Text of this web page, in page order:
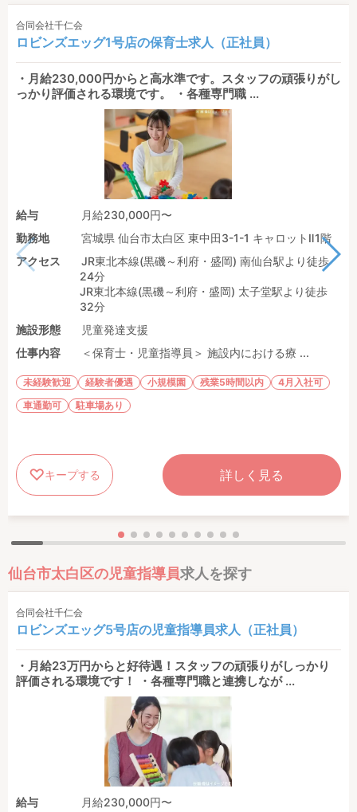
合同会社千仁会
ロビンズエッグ1号店の保育士求人（正社員）
・月給230,000円からと高水準です。スタッフの頑張りがし
っかり評価される環境です。 ・各種専門職 ...
給与
月給230,000円〜
勤務地
宮城県 仙台市太白区 東中田3-1-1 キャロットⅡ1階
アクセス
JR東北本線(黒磯～利府・盛岡) 南仙台駅より徒歩
24分
JR東北本線(黒磯～利府・盛岡) 太子堂駅より徒歩
32分
施設形態
児童発達支援
仕事内容
＜保育士・児童指導員＞ 施設内における療 ...
未経験歓迎 経験者優遇 小規模園 残業5時間以内
4月入社可
車通勤可
駐車場あり
キープする 詳しく見る
仙台市太白区の児童指導員求人を探す
合同会社千仁会
ロビンズエッグ5号店の児童指導員求人（正社員）
・月給23万円からと好待遇！スタッフの頑張りがしっかり
評価される環境です！ ・各種専門職と連携しなが ...
給与 月給230,000円〜